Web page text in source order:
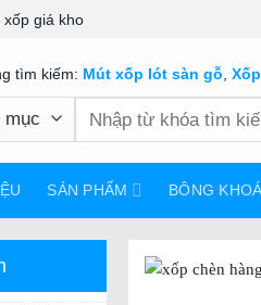
giá kho
tìm kiếm: Mút xốp lót sàn gỗ
Tìm
SẢN PHẨM BÔNG